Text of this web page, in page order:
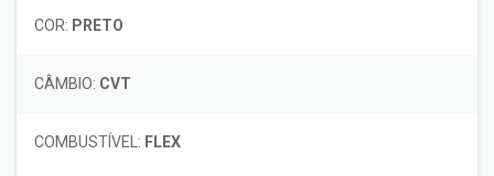
COR: PRETO
CÂMBIO: CVT
COMBUSTÍVEL: FLEX